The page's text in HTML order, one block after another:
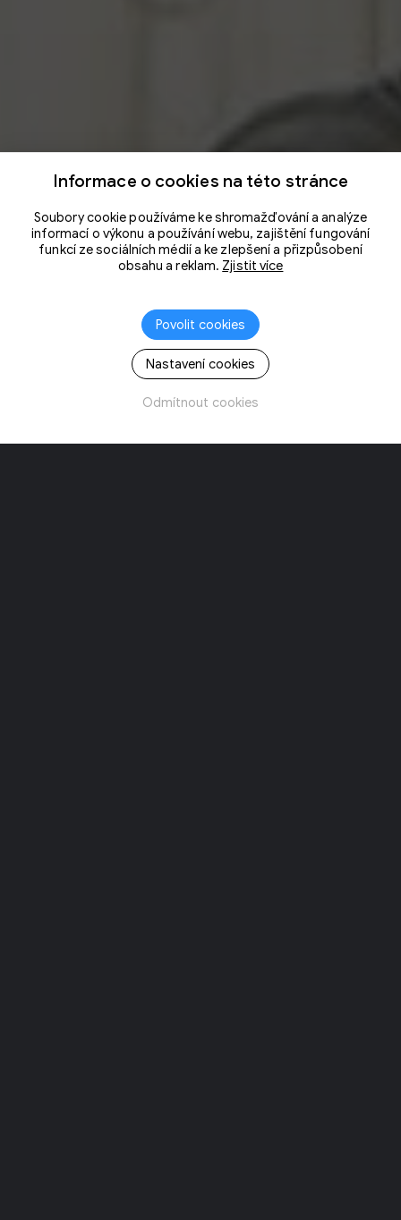
Informace o cookies na této stránce
Soubory cookie používáme ke shromažďování a analýze
informací o výkonu a používání webu, zajištění fungování
funkcí ze sociálních médií a ke zlepšení a přizpůsobení
obsahu a reklam. Zjistit více
Povolit cookies
Nastavení cookies
Odmítnout cookies